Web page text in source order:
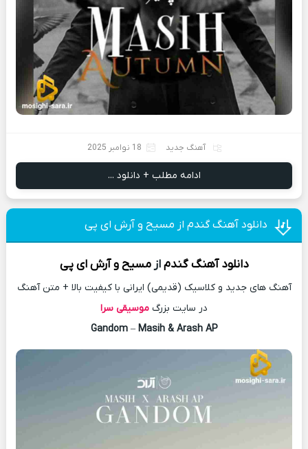
آهنگ جدید 18 نوامبر 2025
ادامه مطلب + دانلود ...
دانلود آهنگ گندم از مسیح و آرش ای پی
دانلود آهنگ گندم ازمسیح و آرش ای پی
آهنگ های جدید و کلاسیک (قدیمی) ایرانی با کیفیت بالا + متن آهنگ
در سایت بزرگ موسیقی سرا
Gandom– Masih & Arash AP